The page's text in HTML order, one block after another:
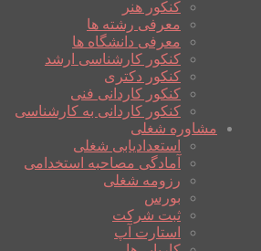
کنکور هنر
معرفی رشته ها
معرفی دانشگاه ها
کنکور کارشناسی ارشد
کنکور دکتری
کنکور کاردانی فنی
کنکور کاردانی به کارشناسی
مشاوره شغلی
استعدادیابی شغلی
آمادگی مصاحبه استخدامی
رزومه شغلی
بورس
ثبت شرکت
استارت آپ